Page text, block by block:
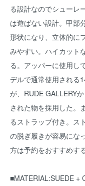
る設計なのでシューレ
は遊ばない設計。甲部
形状になり、立体的に
みやすい。ハイカット
る。アッパーに使用し
デルで通常使用される
が、RUDE GALLERY
された物を採用した。
るストラップ付き。ス
の脱ぎ履きが容易にな
方は予約をおすすめす
■MATERIAL:SUEDE +